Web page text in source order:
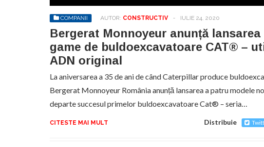
COMPANII AUTOR: CONSTRUCTIV - IULIE 24, 2020
Bergerat Monnoyeur anunță
game de buldoexcavatoare CAT® –
ADN original
La aniversarea a 35 de ani de când Caterpillar produce
Bergerat Monnoyeur România anunță lansarea a patru modele
departe succesul primelor buldoexcavatoare Cat® – seria…
CITESTE MAI MULT Distribuie
programată
anului 2027